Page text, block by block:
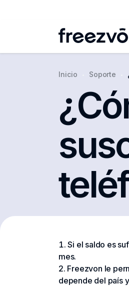
Inicio Soporte
Si el saldo es
mes.
Freezvon le
depende del país